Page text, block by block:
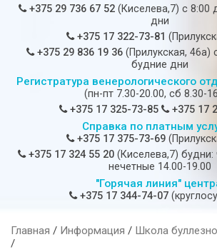
+375 29 736 67 52 (Киселева,7) c 8:00
дни
+375 17 322-73-81
+375 29 836 19 36(Прилукская, 46а)
будние дни
Регистратура венерологического
(пн-пт 7.30-20.00, сб 8.30-
+375 17 325-73-85
+375 17
Справка по платным
+375 17 375-73-69
+375 17 324 55 20 (Киселева,7) будни:
нечетные 14.00-19.00
"Горячая линия"
+375 17 344-74-07
Главная / Информация / Школа
/